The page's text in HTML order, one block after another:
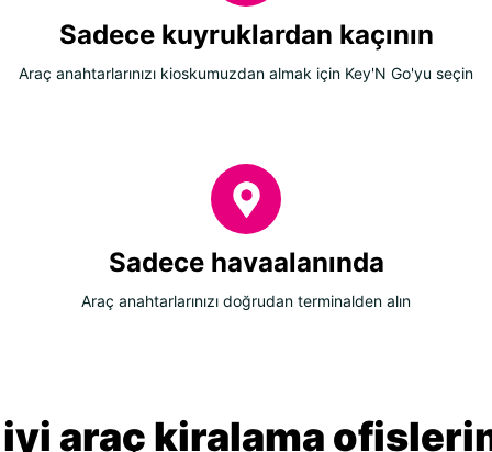
Sadece kuyruklardan kaçının
Araç anahtarlarınızı kioskumuzdan almak için Key'N Go'yu seçin
Sadece havaalanında
Araç anahtarlarınızı doğrudan terminalden alın
iyi araç kiralama